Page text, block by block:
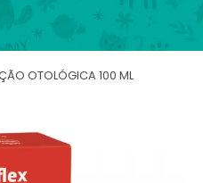
OTOLÓGICA 100 ML